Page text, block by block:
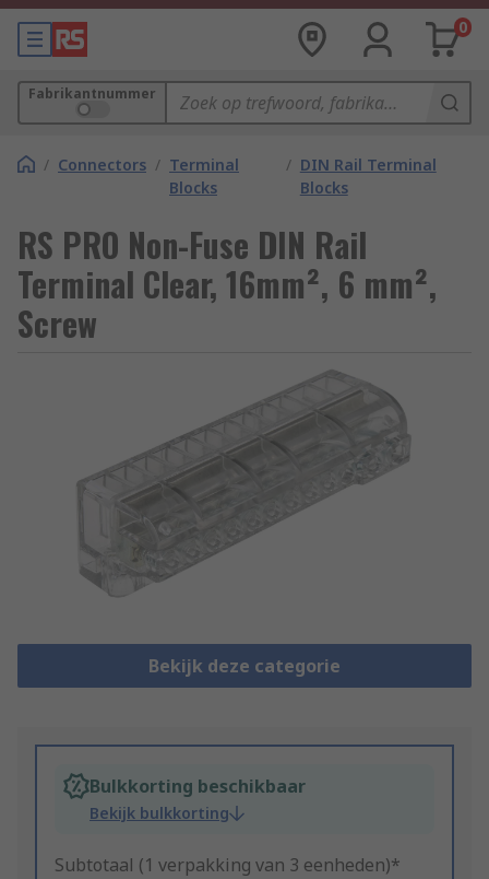
0
Fabrikantnummer
/ Connectors / Terminal
Blocks
/ DIN Rail Terminal
Blocks
RS PRO Non-Fuse DIN Rail
Terminal Clear, 16mm², 6 mm²,
Screw
Bekijk deze categorie
Bulkkorting beschikbaar
Bekijk bulkkorting
Subtotaal (1 verpakking van 3 eenheden)*